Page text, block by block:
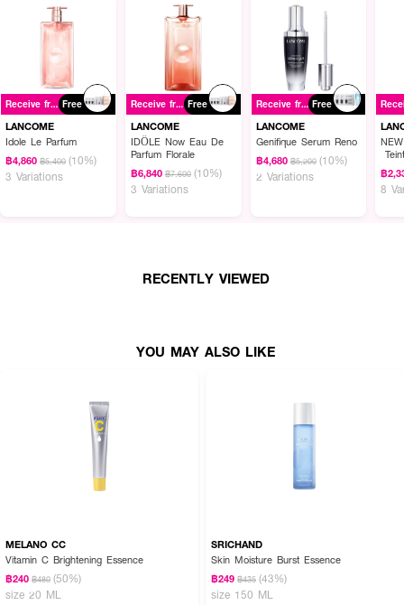
Receive free gift Free
LANCOME
Idole Le Parfum
฿4,860 ฿5,400 (10%)
3 Variations
Receive free gift Free
LANCOME
IDÔLE Now Eau De
Parfum Florale
฿6,840 ฿7,600 (10%)
3 Variations
Receive free gift Free
LANCOME
Genifique Serum Reno
฿4,680 ฿5,200 (10%)
2 Variations
฿
8
RECENTLY VIEWED
YOU MAY ALSO LIKE
MELANO CC
Vitamin C Brightening Essence
฿240 ฿480 (50%)
size 20 ML
SRICHAND
Skin Moisture Burst Essence
฿249 ฿435 (43%)
size 150 ML